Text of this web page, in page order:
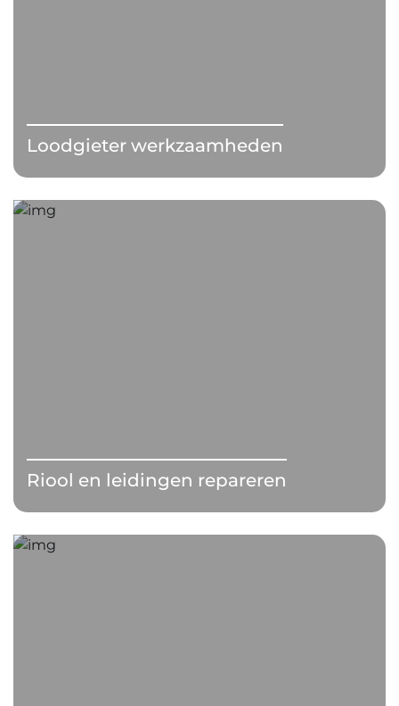
Loodgieter werkzaamheden
Riool en leidingen repareren